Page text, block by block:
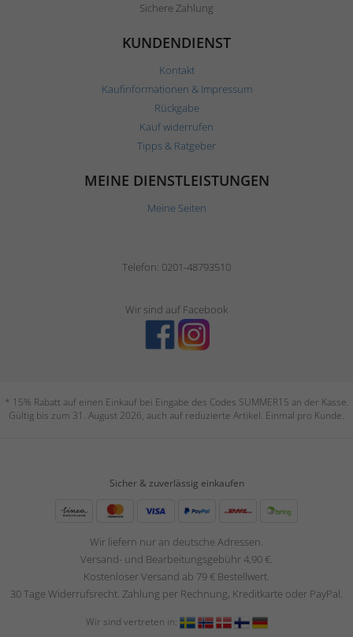
Sichere Zahlung
KUNDENDIENST
Kontakt
Kaufinformationen & Impressum
Rückgabe
Kauf widerrufen
Tipps & Ratgeber
MEINE DIENSTLEISTUNGEN
Meine Seiten
Telefon: 0201-48793510
Wir sind auf Facebook
* 15% Rabatt auf einen Einkauf bei Eingabe des Codes SUMMER15 an der Kasse.
Gültig bis zum 31. August 2026, auch auf reduzierte Artikel. Einmal pro Kunde.
Sicher & zuverlässig einkaufen
Wir liefern nur an deutsche Adressen.
Versand- und Bearbeitungsgebühr 4,90 €.
Kostenloser Versand ab 79 € Bestellwert.
30 Tage Widerrufsrecht. Zahlung per Rechnung, Kreditkarte oder PayPal.
Wir sind vertreten in: